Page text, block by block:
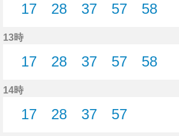
17
28
37
57
58
13時
17
28
37
57
58
14時
17
28
37
57